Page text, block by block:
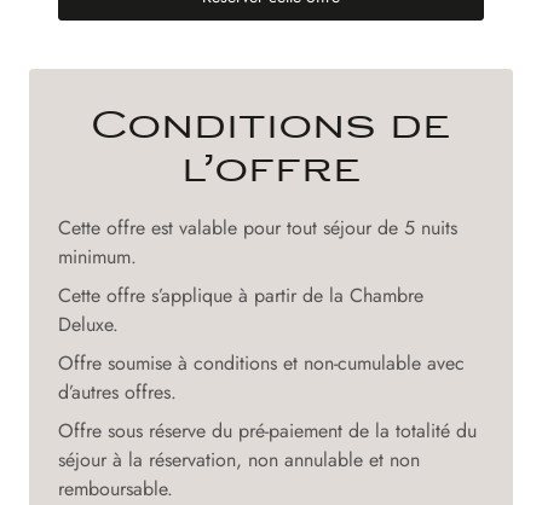
(nouvel onglet)
Conditions de
l’offre
Cette offre est valable pour tout séjour de 5 nuits
minimum.
Cette offre s’applique à partir de la Chambre
Deluxe.
Offre soumise à conditions et non-cumulable avec
d’autres offres.
Offre sous réserve du pré-paiement de la totalité du
séjour à la réservation, non annulable et non
remboursable.